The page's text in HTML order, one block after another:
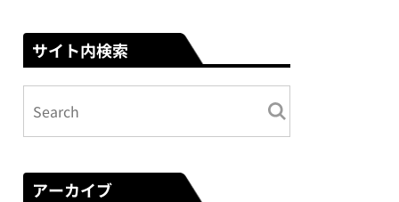
サイト内検索
アーカイブ